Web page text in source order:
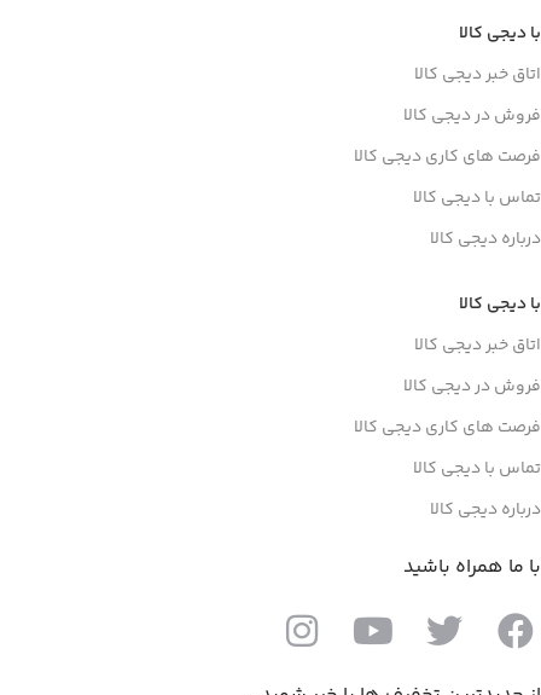
با دیجی کالا
اتاق خبر دیجی کالا
فروش در دیجی کالا
فرصت های کاری دیجی کالا
تماس با دیجی کالا
درباره دیجی کالا
با دیجی کالا
اتاق خبر دیجی کالا
فروش در دیجی کالا
فرصت های کاری دیجی کالا
تماس با دیجی کالا
درباره دیجی کالا
با ما همراه باشید